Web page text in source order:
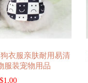
衣服亲肤耐用易清
服装宠物用品
1.00